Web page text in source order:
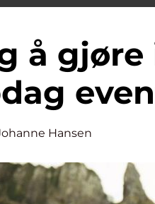
Hansen